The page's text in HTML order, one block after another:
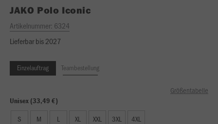
JAKO Polo Iconic
Artikelnummer: 6324
Lieferbar bis 2027
Einzelauftrag Teambestellung
Größentabelle
Unisex (33,49 €)
S M L XL XXL 3XL 4XL